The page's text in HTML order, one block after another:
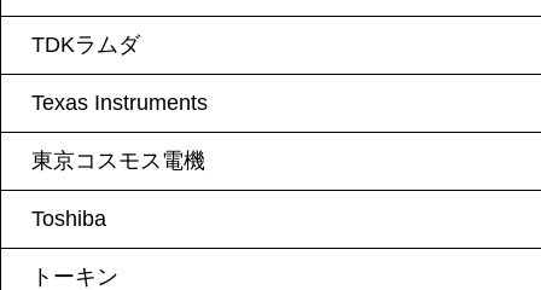
TDKラムダ
Texas Instruments
東京コスモス電機
Toshiba
トーキン